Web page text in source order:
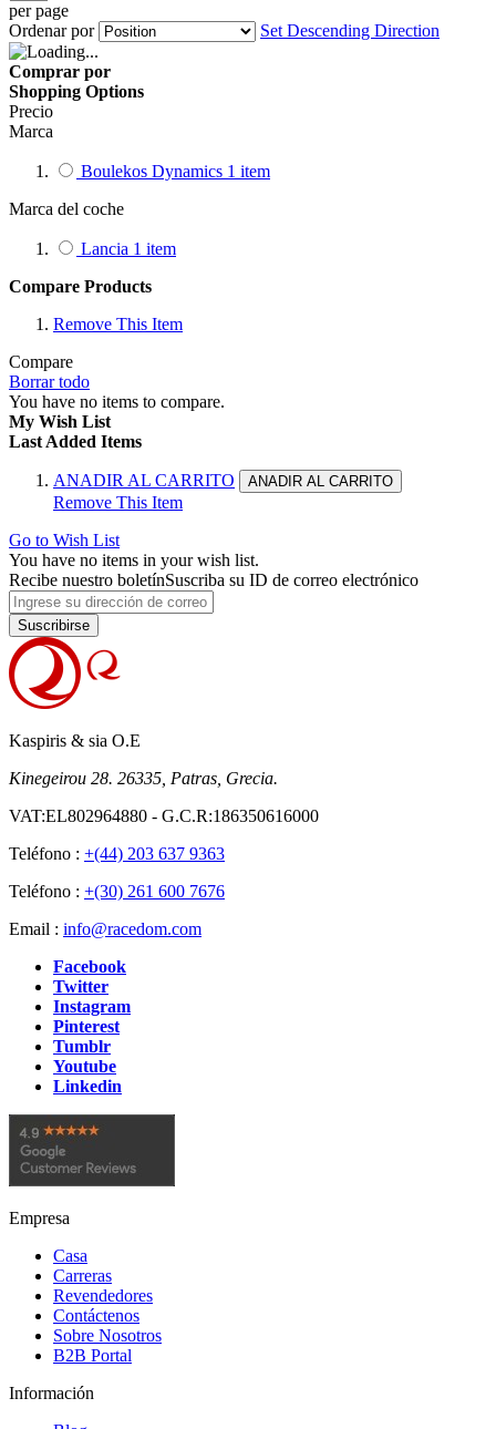
per page
Ordenar por
Set Descending Direction
Comprar por
Shopping Options
Precio
Marca
Boulekos Dynamics 1 item
Marca del coche
Lancia 1 item
Compare Products
Remove This Item
Compare
Borrar todo
You have no items to compare.
My Wish List
Last Added Items
ANADIR AL CARRITO ANADIR AL CARRITO
Remove This Item
Go to Wish List
You have no items in your wish list.
Recibe nuestro boletínSuscriba su ID de correo electrónico
Suscribirse
Kaspiris & sia O.E
Kinegeirou 28. 26335, Patras, Grecia.
VAT:EL802964880 - G.C.R:186350616000
Teléfono : +(44) 203 637 9363
Teléfono : +(30) 261 600 7676
Email : info@racedom.com
Facebook
Twitter
Instagram
Pinterest
Tumblr
Youtube
Linkedin
Empresa
Casa
Carreras
Revendedores
Contáctenos
Sobre Nosotros
B2B Portal
Información